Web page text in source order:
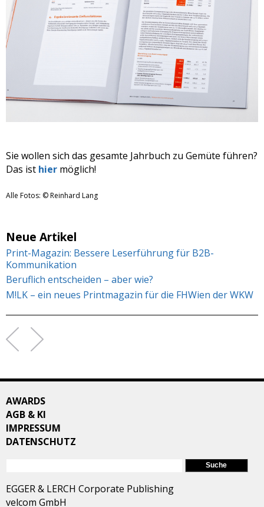
Sie wollen sich das gesamte Jahrbuch zu Gemüte führen?
Das ist hier möglich!
Alle Fotos: © Reinhard Lang
Neue Artikel
Print-Magazin: Bessere Leserführung für B2B-
Kommunikation
Beruflich entscheiden – aber wie?
M!LK – ein neues Printmagazin für die FHWien der WKW
AWARDS
AGB & KI
IMPRESSUM
DATENSCHUTZ
EGGER & LERCH Corporate Publishing
velcom GmbH